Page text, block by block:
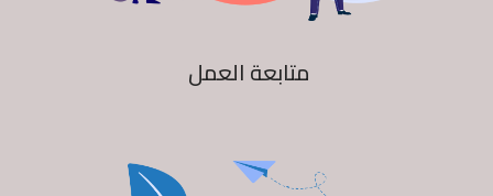
متابعة العمل